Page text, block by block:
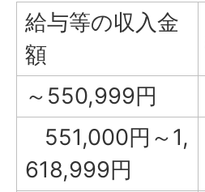
給与等の収入金
額
～550,999円
551,000円～1,
618,999円